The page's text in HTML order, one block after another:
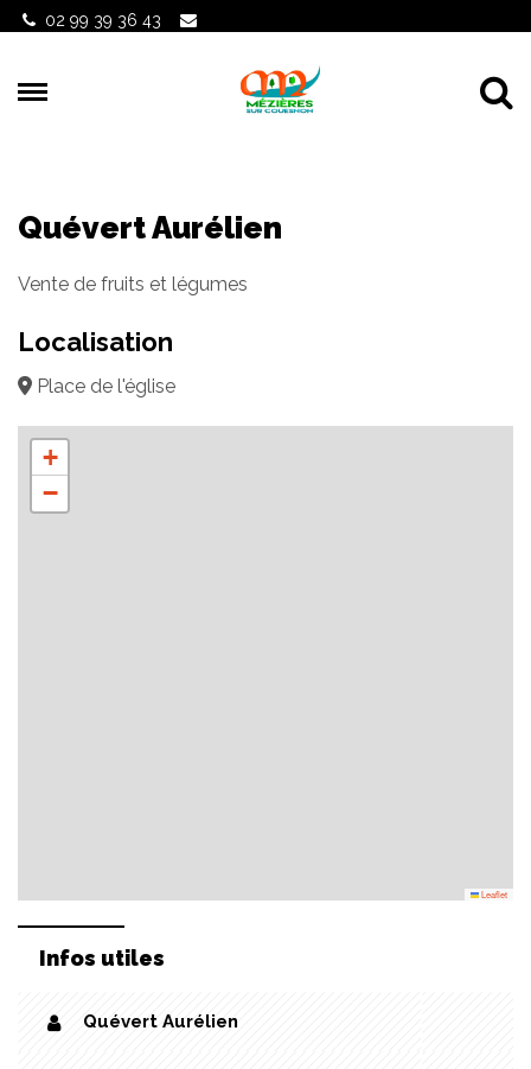
Gestion des traceurs
02 99 39 36 43
Quévert Aurélien
Vente de fruits et légumes
Localisation
Place de l'église
+
−
Leaflet
Infos utiles
Quévert Aurélien